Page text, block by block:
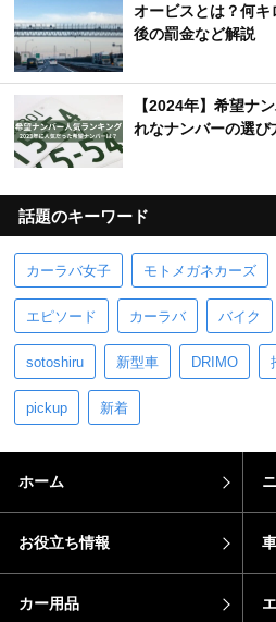
オービスとは？何キ
後の罰金など解説
【2024年】希望ナ
れなナンバーの選び
話題のキーワード
カーラバ女子 モトメガネカーズ
エピソード カーラバ バイク
sotoshiru 新型車 DRIMO
pickup 新着
ホーム
お役立ち情報
カー用品